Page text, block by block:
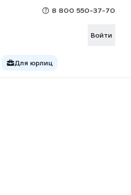
8 800 550-37-70
Войти
Для юрлиц